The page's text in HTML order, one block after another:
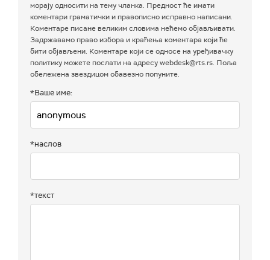
морају односити на тему чланка. Предност ће имати
коментари граматички и правописно исправно написани.
Коментаре писане великим словима нећемо објављивати.
Задржавамо право избора и краћења коментара који ће
бити објављени. Коментаре који се односе на уређивачку
политику можете послати на адресу webdesk@rts.rs. Поља
обележена звездицом обавезно попуните.
*Ваше име:
*наслов
*текст